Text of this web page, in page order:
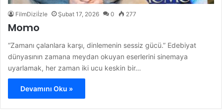
FilmDiziİzle Şubat 17, 2026 0 277
Momo
“Zamanı çalanlara karşı, dinlemenin sessiz gücü.” Edebiyat
dünyasının zamana meydan okuyan eserlerini sinemaya
uyarlamak, her zaman iki ucu keskin bir…
Devamını Oku »